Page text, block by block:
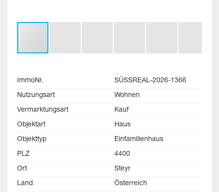
ImmoNr. SÜSSREAL-2026-1366
Nutzungsart Wohnen
Vermarktungsart Kauf
Objektart Haus
Objekttyp Einfamilienhaus
PLZ 4400
Ort Steyr
Land Österreich